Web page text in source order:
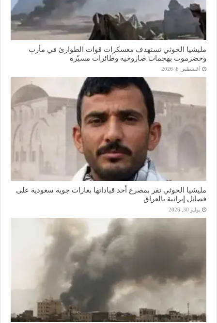
مليشيا الحوثي تستهدف معسكرات قوات الطوارئ في مأرب
وحضرموت بهجمات صاروخية وطائرات مسيّرة
أغسطس 6, 2026
مليشيا الحوثي تقر بمصرع أحد قياداتها بغارات جوية سعودية على
فصائل إيرانية بالعراق
يوليو 30, 2026